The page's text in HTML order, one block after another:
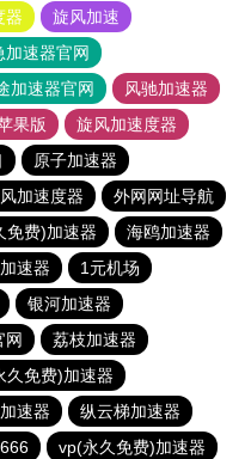
器
旋风加速
加速器官网
加速器官网
风驰加速器
果版
旋风加速度器
原子加速器
加速度器
外网网址导航
免费)加速器
海鸥加速器
速器
1元机场
银河加速器
网
荔枝加速器
久免费)加速器
速器
纵云梯加速器
vp(永久免费)加速器